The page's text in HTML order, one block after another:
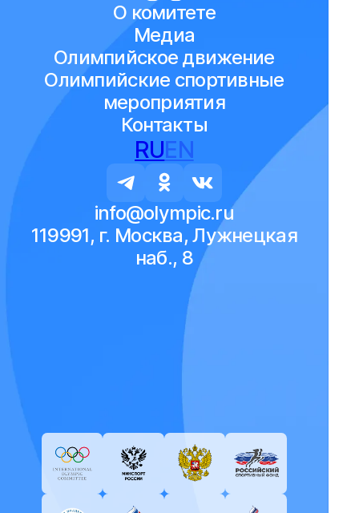
О комитете
Медиа
Олимпийское движение
Олимпийские спортивные
мероприятия
Контакты
RUEN
info@olympic.ru
119991, г. Москва, Лужнецкая
наб., 8